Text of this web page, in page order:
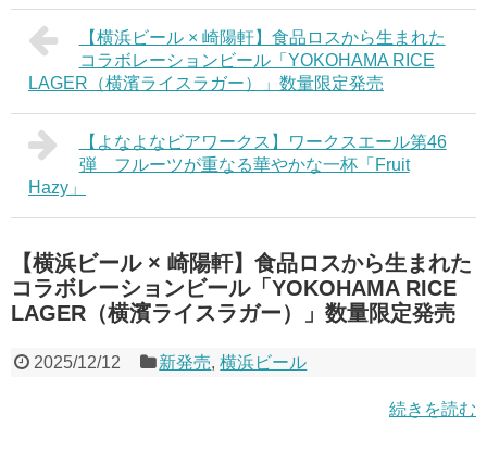
【横浜ビール × 崎陽軒】食品ロスから生まれた
コラボレーションビール「YOKOHAMA RICE
LAGER（横濱ライスラガー）」数量限定発売
【よなよなビアワークス】ワークスエール第46
弾 フルーツが重なる華やかな一杯「Fruit
Hazy」
【横浜ビール × 崎陽軒】食品ロスから生まれた
コラボレーションビール「YOKOHAMA RICE
LAGER（横濱ライスラガー）」数量限定発売
2025/12/12 新発売,横浜ビール
続きを読む